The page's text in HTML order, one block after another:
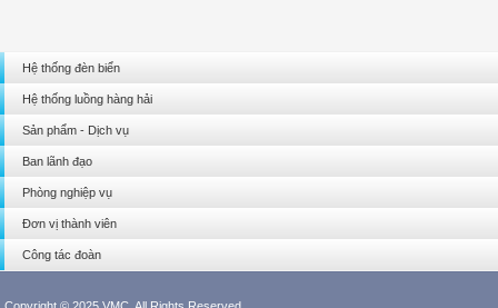
Hệ thống đèn biển
Hệ thống luồng hàng hải
Sản phẩm - Dịch vụ
Ban lãnh đạo
Phòng nghiệp vụ
Đơn vị thành viên
Công tác đoàn